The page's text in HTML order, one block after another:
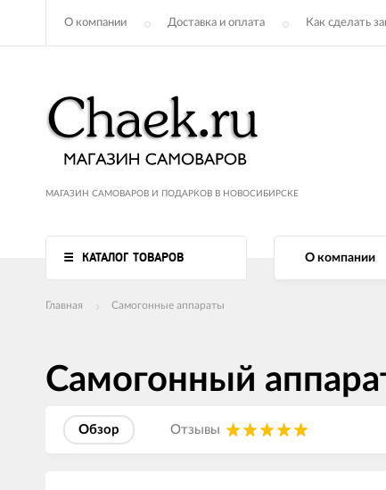
О компании Доставка и оплата Как сделать
МАГАЗИН САМОВАРОВ И ПОДАРКОВ В НОВОСИБИРСКЕ
КАТАЛОГ ТОВАРОВ О компании
Главная Самогонные аппараты
Самогонный
Обзор Отзывы